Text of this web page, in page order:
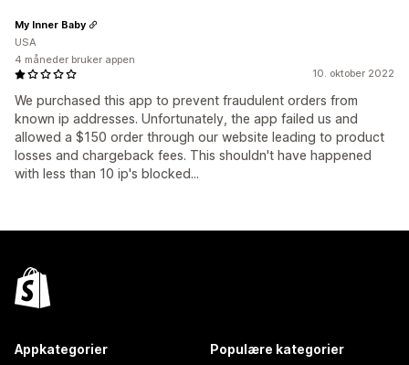
10. oktober 2022
We purchased this app to prevent fraudulent orders from
known ip addresses. Unfortunately, the app failed us and
allowed a $150 order through our website leading to product
losses and chargeback fees. This shouldn't have happened
with less than 10 ip's blocked...
My Inner Baby
USA
4 måneder bruker appen
Appkategorier Populære kategorier